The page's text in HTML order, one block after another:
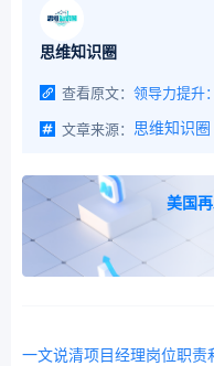
思维知识圈
查看原文： 领导力提升
文章来源：
思维知识圈
美国